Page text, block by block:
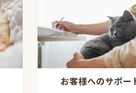
お客様へのサポー